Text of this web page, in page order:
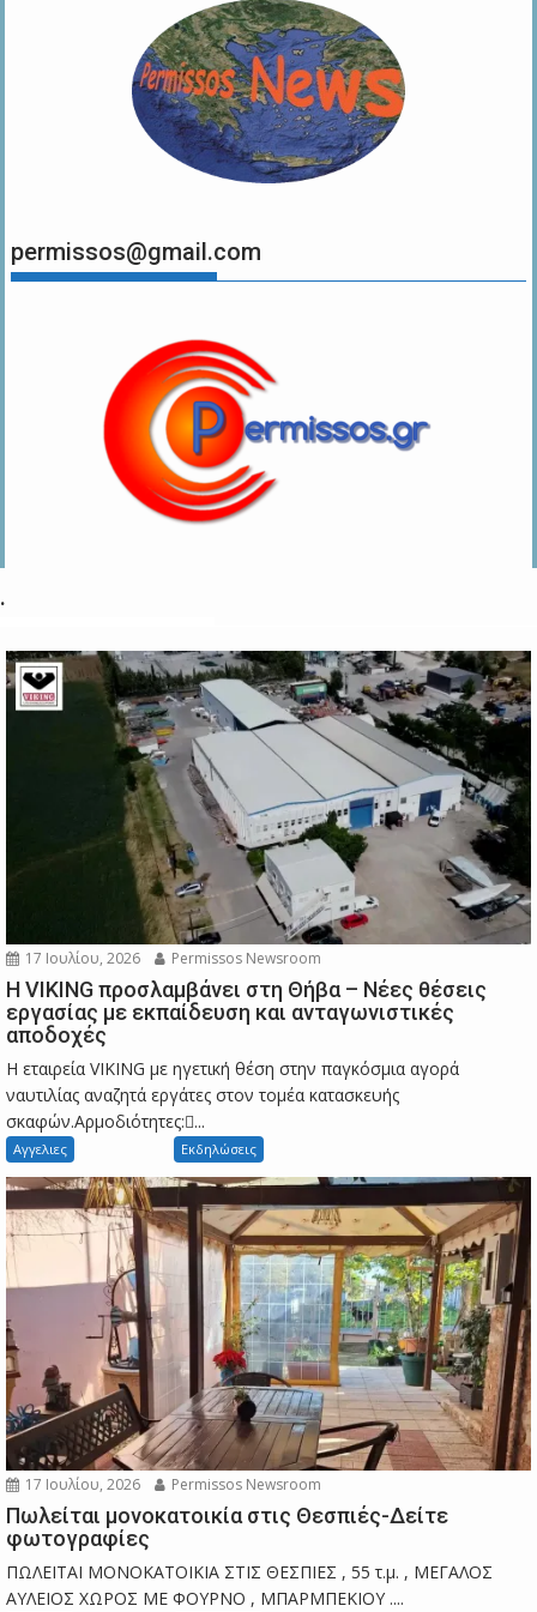
permissos@gmail.com
.
17 Ιουλίου, 2026 Permissos Newsroom
Η VIKING προσλαμβάνει στη Θήβα – Νέες θέσεις
εργασίας με εκπαίδευση και ανταγωνιστικές
αποδοχές
Η εταιρεία VIKING με ηγετική θέση στην παγκόσμια αγορά
ναυτιλίας αναζητά εργάτες στον τομέα κατασκευής
σκαφών.Αρμοδιότητες:...
Αγγελιες Εκδηλώσεις
17 Ιουλίου, 2026 Permissos Newsroom
Πωλείται μονοκατοικία στις Θεσπιές-Δείτε
φωτογραφίες
ΠΩΛΕΙΤΑΙ ΜΟΝΟΚΑΤΟΙΚΙΑ ΣΤΙΣ ΘΕΣΠΙΕΣ , 55 τ.μ. , ΜΕΓΑΛΟΣ
ΑΥΛΕΙΟΣ ΧΩΡΟΣ ΜΕ ΦΟΥΡΝΟ , ΜΠΑΡΜΠΕΚΙΟΥ ....